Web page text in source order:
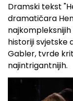
Dramski tekst
dramatičara
historiji svjetske
Gabler, tvrde
najintrigantnijih.